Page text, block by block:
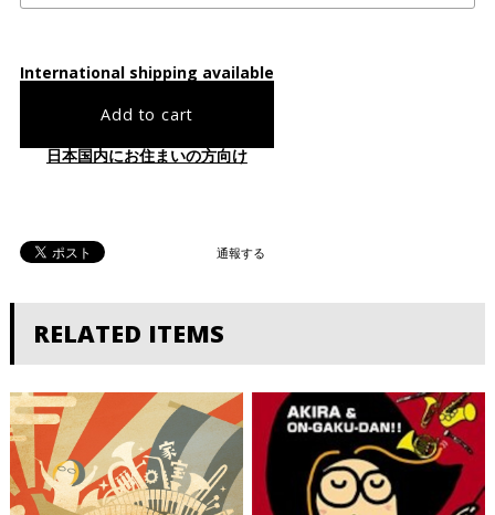
International shipping available
Add to cart
日本国内にお住まいの方向け
通報する
RELATED ITEMS